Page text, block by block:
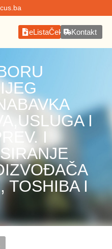
eListaČekanjaKontakt
I
I
TOSHIBA I